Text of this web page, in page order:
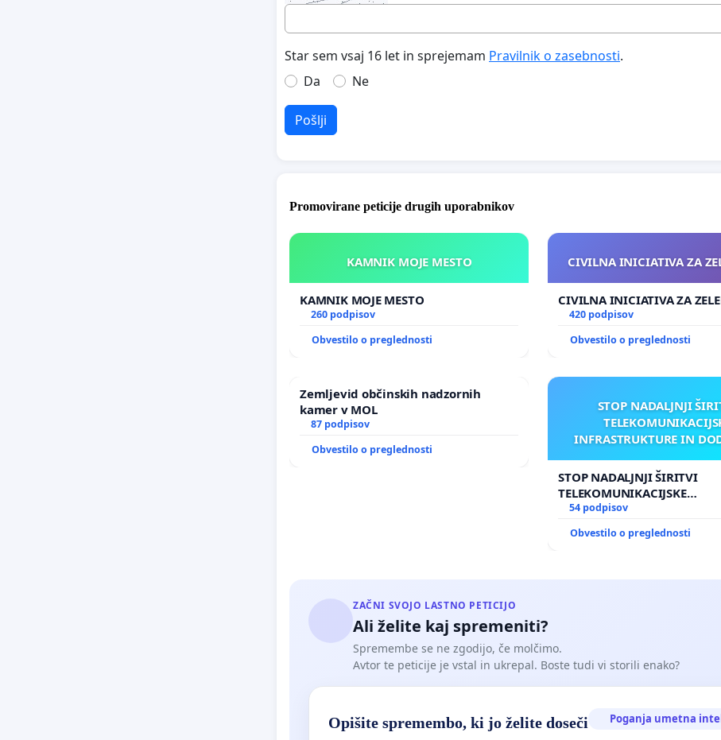
Star sem vsaj 16 let in sprejemam Pravilnik o zasebnosti.
Da
Ne
Pošlji
Promovirane peticije drugih uporabnikov
KAMNIK MOJE MESTO
KAMNIK MOJE MESTO
260 podpisov
Obvestilo o preglednosti
CIVILNA INICIATIVA ZA
CIVILNA INICIATIVA ZA
420 podpisov
Obvestilo o preglednosti
Zemljevid občinskih nadzornih
kamer v MOL
87 podpisov
Obvestilo o preglednosti
STOP NADALJNJI
INFRASTRUKTURE IN
STOP NADALJNJI ŠIRITVI
TELEKOMUNIKACIJSKE
INFRASTRUKTURE IN
54 podpisov
Obvestilo o preglednosti
ZAČNI SVOJO LASTNO PETICIJO
Ali želite kaj spremeniti?
Spremembe se ne zgodijo, če molčimo.
Avtor te peticije je vstal in ukrepal. Boste tudi vi storili enako?
Opišite spremembo, ki jo želite doseči Poganja umetna